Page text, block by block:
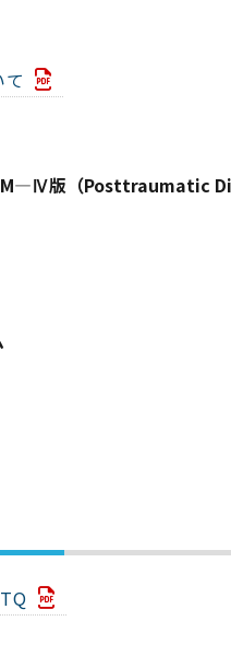
版（Posttraumatic